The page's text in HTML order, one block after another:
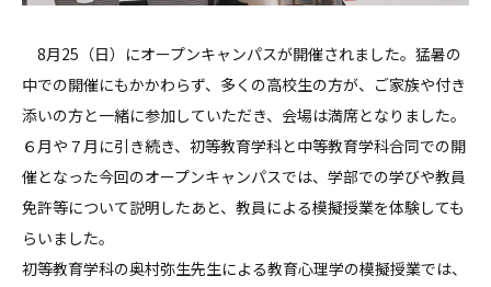
8月25（日）にオープンキャンパスが開催されました。猛暑の
中での開催にもかかわらず、多くの高校生の方が、ご家族や付き
添いの方と一緒に参加していただき、会場は満席となりました。
６月や７月に引き続き、初等教育学科と中等教育学科合同での開
催となった今回のオープンキャンパスでは、学部での学びや教員
免許等について説明したあと、教員による模擬授業を体験しても
らいました。
初等教育学科の奥村弥生先生による教育心理学の模擬授業では、